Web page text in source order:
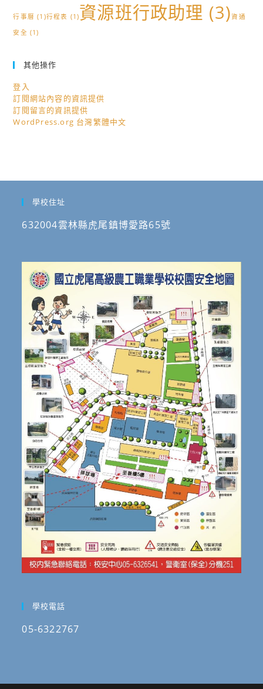
行事曆 (1)行程表 (1)資源班行政助理 (3)資通
安全 (1)
其他操作
登入
訂閱網站內容的資訊提供
訂閱留言的資訊提供
WordPress.org 台灣繁體中文
學校住址
632004雲林縣虎尾鎮博愛路65號
學校電話
05-6322767